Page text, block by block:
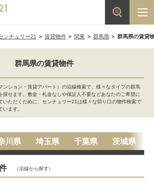
ンチュリー21 賃貸物件 関東 群馬県 群馬県の賃貸
群馬県の賃貸物件
ンション・賃貸アパート）の沿線検索で、様々なタイプの群馬
探せます。敷金・礼金なしや保証人不要などあなたのご希望に
いただくために、センチュリー21は様々な切り口の物件検索で
ます。
川県 埼玉県 千葉県 茨城県
（沿線から探す）